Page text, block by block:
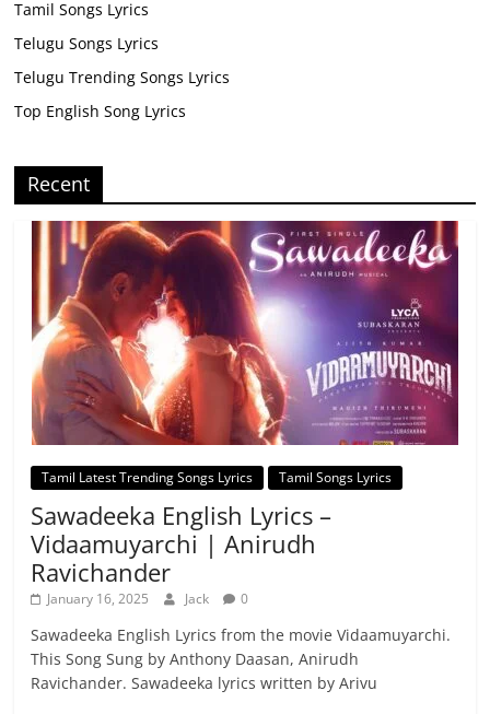
Tamil Songs Lyrics
Telugu Songs Lyrics
Telugu Trending Songs Lyrics
Top English Song Lyrics
Recent
Tamil Latest Trending Songs Lyrics Tamil Songs Lyrics
Sawadeeka English Lyrics –
Vidaamuyarchi | Anirudh
Ravichander
January 16, 2025 Jack 0
Sawadeeka English Lyrics from the movie Vidaamuyarchi.
This Song Sung by Anthony Daasan, Anirudh
Ravichander. Sawadeeka lyrics written by Arivu